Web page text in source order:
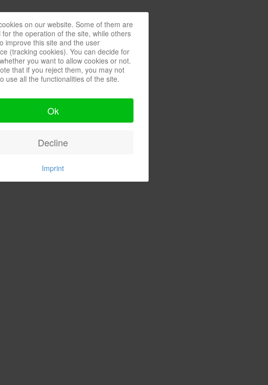
on our website. Some of them are
for the operation of the site, while others
improve this site and the user
(tracking cookies). You can decide for
you want to allow cookies or not.
that if you reject them, you may not
use all the functionalities of the site.
Ok
Decline
Imprint